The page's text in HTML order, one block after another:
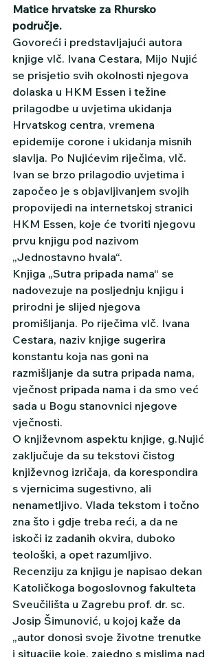
Matice hrvatske za Rhursko
područje.
Govoreći i predstavljajući autora
knjige vlč. Ivana Cestara, Mijo Nujić
se prisjetio svih okolnosti njegova
dolaska u HKM Essen i težine
prilagodbe u uvjetima ukidanja
Hrvatskog centra, vremena
epidemije corone i ukidanja misnih
slavlja. Po Nujićevim riječima, vlč.
Ivan se brzo prilagodio uvjetima i
započeo je s objavljivanjem svojih
propovijedi na internetskoj stranici
HKM Essen, koje će tvoriti njegovu
prvu knjigu pod nazivom
„Jednostavno hvala“.
Knjiga „Sutra pripada nama“ se
nadovezuje na posljednju knjigu i
prirodni je slijed njegova
promišljanja. Po riječima vlč. Ivana
Cestara, naziv knjige sugerira
konstantu koja nas goni na
razmišljanje da sutra pripada nama,
vječnost pripada nama i da smo već
sada u Bogu stanovnici njegove
vječnosti.
O književnom aspektu knjige, g.Nujić
zaključuje da su tekstovi čistog
književnog izričaja, da korespondira
s vjernicima sugestivno, ali
nenametljivo. Vlada tekstom i točno
zna što i gdje treba reći, a da ne
iskoči iz zadanih okvira, duboko
teološki, a opet razumljivo.
Recenziju za knjigu je napisao dekan
Katoličkoga bogoslovnog fakulteta
Sveučilišta u Zagrebu prof. dr. sc.
Josip Šimunović, u kojoj kaže da
„autor donosi svoje životne trenutke
i situacije koje, zajedno s mislima nad